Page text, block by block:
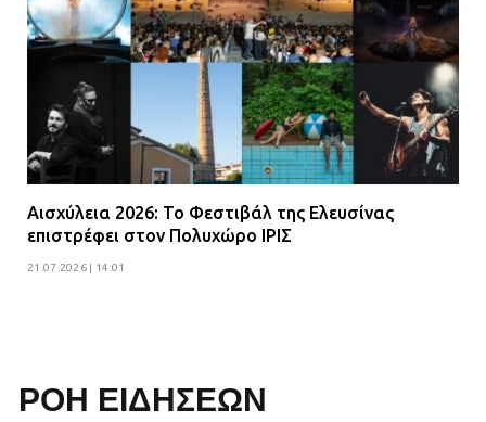
Αισχύλεια 2026: Το Φεστιβάλ της Ελευσίνας
επιστρέφει στον Πολυχώρο ΙΡΙΣ
21.07.2026 | 14:01
ΡΟΗ ΕΙΔΗΣΕΩΝ